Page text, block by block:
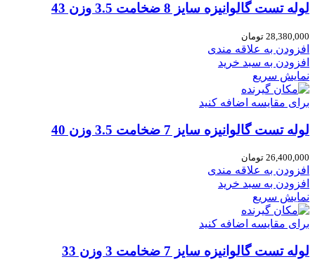
لوله تست گالوانیزه سایز 8 ضخامت 3.5 وزن 43
28,380,000 تومان
افزودن به علاقه مندی
افزودن به سبد خرید
نمایش سریع
برای مقایسه اضافه کنید
لوله تست گالوانیزه سایز 7 ضخامت 3.5 وزن 40
26,400,000 تومان
افزودن به علاقه مندی
افزودن به سبد خرید
نمایش سریع
برای مقایسه اضافه کنید
لوله تست گالوانیزه سایز 7 ضخامت 3 وزن 33